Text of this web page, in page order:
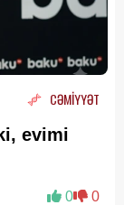
CƏMİYYƏT
evimi
0 0